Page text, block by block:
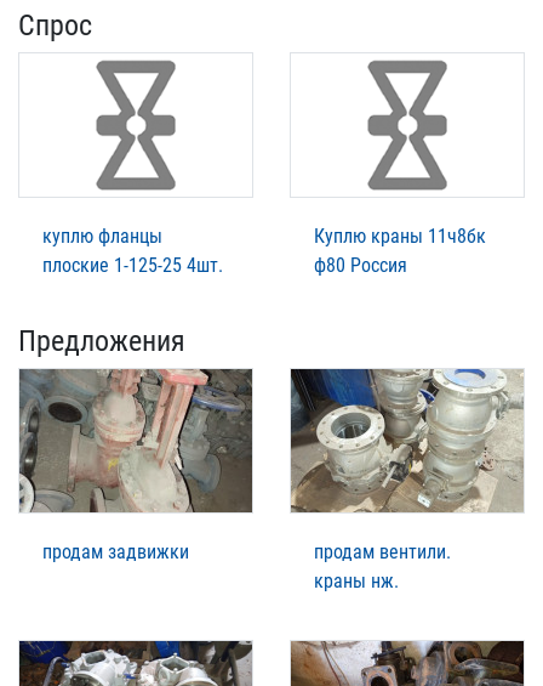
Спрос
куплю фланцы
плоские 1-125-25 4шт.
Куплю краны 11ч8бк
ф80 Россия
Предложения
продам задвижки
продам вентили.
краны нж.